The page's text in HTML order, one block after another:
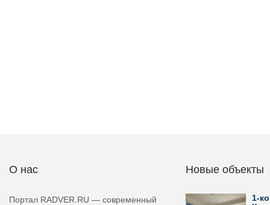
О нас
Портал RADVER.RU — современный
Новые объекты
1-